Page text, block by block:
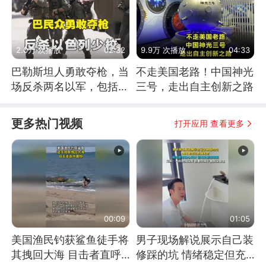
2.0万 次播放 02:32
巴勒斯坦人勇敢夺枪，当
场反杀两名以军，包括一
9.9万 次播放 04:33
不走美国老路！中国神光
三号，走出自主创新之路
更多热门视频 打开应用 查看更多
00:09
美国渔民钓获鲨鱼徒手将
其拽回大海 目击者直呼
01:05
男子现场解说展示自己装
修踩的坑 情绪稳定但充